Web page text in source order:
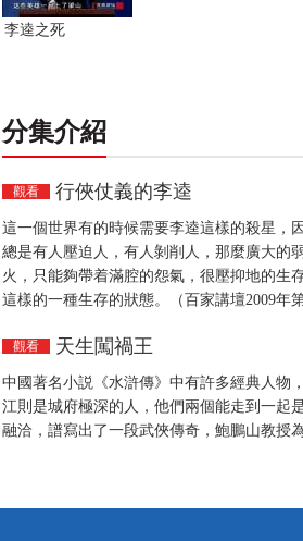
李逵之死
分集介紹
觀看 行俠仗義的李逵
這一個世界有的時候需要李逵這樣的殺星，
總是有人壓迫人，有人剝削人，那麼廣大的
火，只能夠帶着滿腔的怨氣，很壓抑地的生
這樣的一種生存的狀態。（百家講壇2009年第
觀看 天生闖禍王
中國著名小説《水滸傳》中有許多經典人物
江則是城府極深的人，他們兩個能走到一起
融洽，譜寫出了一段武俠傳奇，鮑鵬山教授